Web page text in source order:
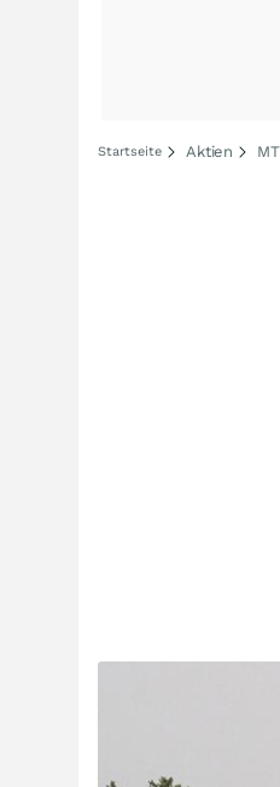
Startseite Aktien